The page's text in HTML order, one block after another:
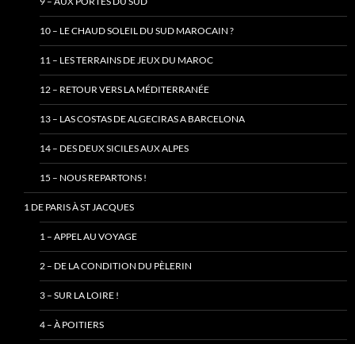
10 – LE CHAUD SOLEIL DU SUD MAROCAIN ?
11 – LES TERRAINS DE JEUX DU MAROC
12 – RETOUR VERS LA MÉDITERRANÉE
13 – LAS COSTAS DE ALGECIRAS A BARCELONA
14 – DES DEUX SICILES AUX ALPES
15 – NOUS REPARTONS !
1 DE PARIS À ST JACQUES
1 – APPEL AU VOYAGE
2 – DE LA CONDITION DU PÈLERIN
3 – SUR LA LOIRE !
4 – À POITIERS